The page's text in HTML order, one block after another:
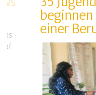
of
einer